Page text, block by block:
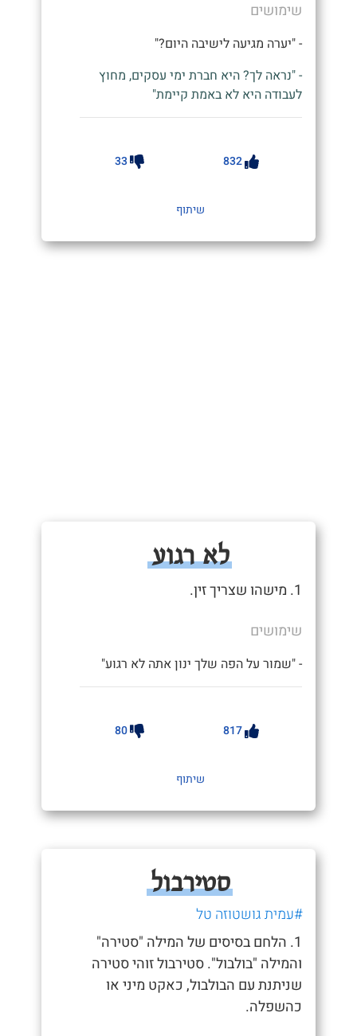
שימושים
- "יערה מגיעה לישיבה היום?"
- "נראה לך? היא חברת ימי עסקים, מחוץ
לעבודה היא לא באמת קיימת"
832
33
שיתוף
לא רגוע
1. מישהו שצריך זין.
שימושים
- "שמור על הפה שלך ינון אתה לא רגוע"
817
80
שיתוף
סטירבול
#עמית גושטוזה טל
1. הלחם בסיסים של המילה "סטירה"
והמילה "בולבול". סטירבול זוהי סטירה
שניתנת עם הבולבול, כאקט מיני או
כהשפלה.